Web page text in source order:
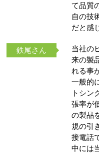
て品質
自の技
だと感
鉄尾さん
当社の
来の製
れる事
一般的
トシン
張率が
の製品
規の引
接電話
中には